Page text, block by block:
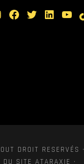
Facebook Twitter LinkedIn YouTube TikTok
DROIT RESERVÉS ·
DU SITE ATARAXIE ·